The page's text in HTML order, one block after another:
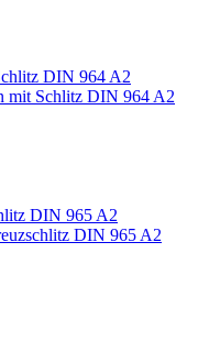
DIN 964 A2
mit Schlitz DIN 964 A2
DIN 965 A2
DIN 965 A2